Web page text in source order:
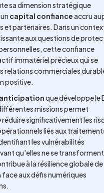
sa dimension stratégique
capital confianceaccru
et partenaires. Dans un
aux questions de
cette confiance
immatériel précieux qui se
relations commerciales
positive.
que développe le
missions permet
significativement les
liés aux
les vulnérabilités
qu'elles ne se transforment
à la résilience globale de
aux défis numériques